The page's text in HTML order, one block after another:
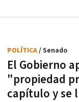
El Gobierno
"propiedad
capítulo y se
POLÍTICA/ Senado